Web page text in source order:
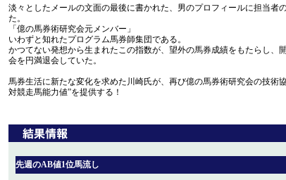
淡々としたメールの文面の最後に書かれた、男のプロフィールに担当者
た。
「億の馬券術研究会元メンバー」
いわずと知れたプログラム馬券師集団である。
かつてない発想から生まれたこの指数が、望外の馬券成績をもたらし、
会を円満退会していた。
馬券生活に新たな変化を求めた川崎氏が、再び億の馬券術研究会の技術
対競走馬能力値”を提供する！
先週のAB値1位馬流し